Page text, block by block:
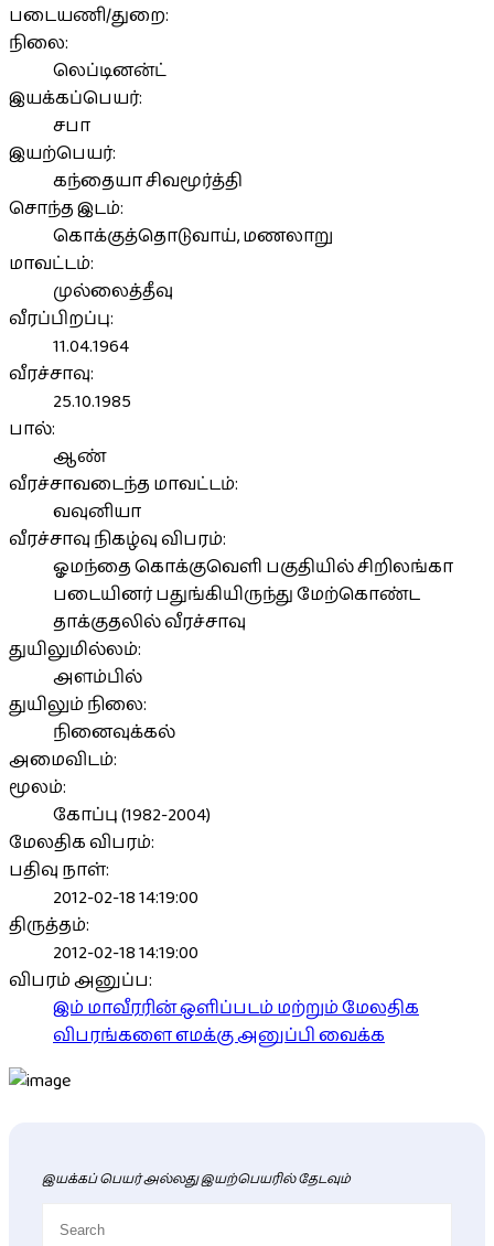
படையணி/துறை:
நிலை:
லெப்டினன்ட்
இயக்கப்பெயர்:
சபா
இயற்பெயர்:
கந்தையா சிவமூர்த்தி
சொந்த இடம்:
கொக்குத்தொடுவாய், மணலாறு
மாவட்டம்:
முல்லைத்தீவு
வீரப்பிறப்பு:
11.04.1964
வீரச்சாவு:
25.10.1985
பால்:
ஆண்
வீரச்சாவடைந்த மாவட்டம்:
வவுனியா
வீரச்சாவு நிகழ்வு விபரம்:
ஓமந்தை கொக்குவெளி பகுதியில் சிறிலங்கா
படையினர் பதுங்கியிருந்து மேற்கொண்ட
தாக்குதலில் வீரச்சாவு
துயிலுமில்லம்:
அளம்பில்
துயிலும் நிலை:
நினைவுக்கல்
அமைவிடம்:
மூலம்:
கோப்பு (1982-2004)
மேலதிக விபரம்:
பதிவு நாள்:
2012-02-18 14:19:00
திருத்தம்:
2012-02-18 14:19:00
விபரம் அனுப்ப:
இம் மாவீரரின் ஒளிப்படம் மற்றும் மேலதிக
விபரங்களை எமக்கு அனுப்பி வைக்க
இயக்கப் பெயர் அல்லது இயற்பெயரில் தேடவும்